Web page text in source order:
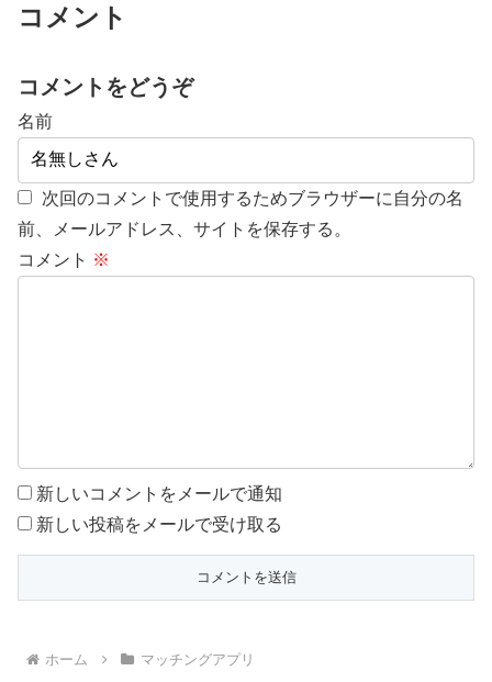
コメント
コメントをどうぞ
名前
次回のコメントで使用するためブラウザーに自分の名
前、メールアドレス、サイトを保存する。
コメント ※
新しいコメントをメールで通知
新しい投稿をメールで受け取る
ホーム マッチングアプリ